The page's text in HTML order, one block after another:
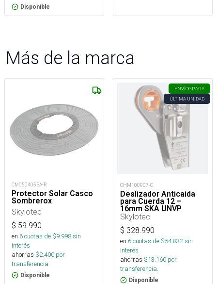
Disponible
Más de la marca
CM050405BA-R
Protector Solar Casco
Sombrerox
Skylotec
$ 59.990
en 6cuotas de $9.998sin
interés
ahorras $2.400 por
transferencia.
Disponible
ENVÍOGRATIS
ÚLTIMA UNIDAD
CHM100907-C
Deslizador Anticaida
para Cuerda 12 –
16mm SKA UNVP
Skylotec
$ 328.990
en 6cuotas de $54.832sin
interés
ahorras $13.160 por
transferencia.
Disponible